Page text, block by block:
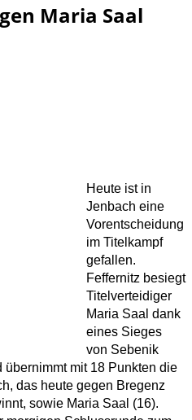
Maria Saal
Heute ist in
Jenbach eine
Vorentscheidung
im Titelkampf
gefallen.
Feffernitz besiegt
Titelverteidiger
Maria Saal dank
eines Sieges
von Sebenik
mit 18 Punkten die
das heute gegen Bregenz
sowie Maria Saal (16).